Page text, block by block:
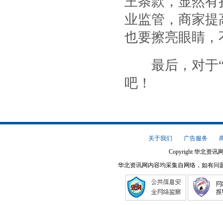
业监管，商家
也要擦亮眼睛
最后，对于“
吧！
关于我们 广告服务
Copyright 华北资讯
华北资讯网内容均采集自网络，如有问